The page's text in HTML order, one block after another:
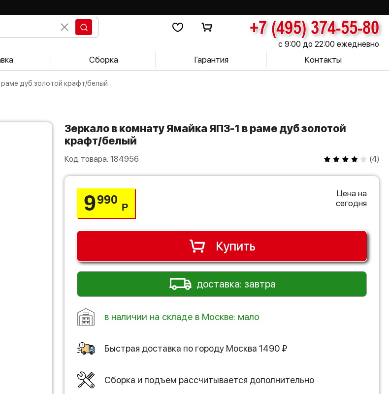
+7 (495) 374-55-80
с 9:00 до 22:00 ежедневно
Сборка Гарантия Контакты
раме дуб золотой крафт/белый
Зеркало в комнату Ямайка ЯПЗ-1 в раме дуб золотой
крафт/белый
Код товара: 184956 (4)
9990
Р
Цена на
сегодня
Купить
доставка: завтра
в наличии на складе в Москве: мало
Быстрая доставка по городу Москва 1490 ₽
Сборка и подъем рассчитывается дополнительно